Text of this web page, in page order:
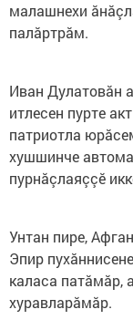
малашнехи
палăртрăм.
Иван Дулатовăн
итлесен пурте
патриотла
хушшинче
пурнăçлаяççӗ
Унтан пире,
Эпир
каласа патăмăр,
хуравларăмăр.